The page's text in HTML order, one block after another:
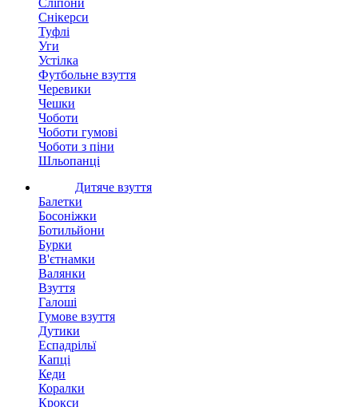
Сліпони
Снікерси
Туфлі
Уги
Устілка
Футбольне взуття
Черевики
Чешки
Чоботи
Чоботи гумові
Чоботи з піни
Шльопанці
Дитяче взуття
Балетки
Босоніжки
Ботильйони
Бурки
В'єтнамки
Валянки
Взуття
Галоші
Гумове взуття
Дутики
Еспадрільї
Капці
Кеди
Коралки
Крокси